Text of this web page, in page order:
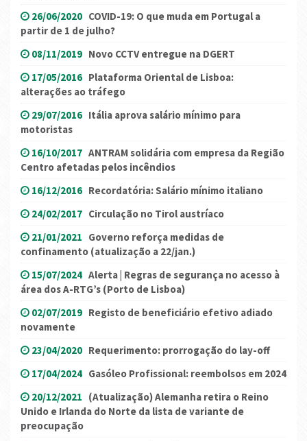
26/06/2020 COVID-19: O que muda em Portugal a
partir de 1 de julho?
08/11/2019 Novo CCTV entregue na DGERT
17/05/2016 Plataforma Oriental de Lisboa:
alterações ao tráfego
29/07/2016 Itália aprova salário mínimo para
motoristas
16/10/2017 ANTRAM solidária com empresa da Região
Centro afetadas pelos incêndios
16/12/2016 Recordatória: Salário mínimo italiano
24/02/2017 Circulação no Tirol austríaco
21/01/2021 Governo reforça medidas de
confinamento (atualização a 22/jan.)
15/07/2024 Alerta | Regras de segurança no acesso à
área dos A-RTG’s (Porto de Lisboa)
02/07/2019 Registo de beneficiário efetivo adiado
novamente
23/04/2020 Requerimento: prorrogação do lay-off
17/04/2024 Gasóleo Profissional: reembolsos em 2024
20/12/2021 (Atualização) Alemanha retira o Reino
Unido e Irlanda do Norte da lista de variante de
preocupação